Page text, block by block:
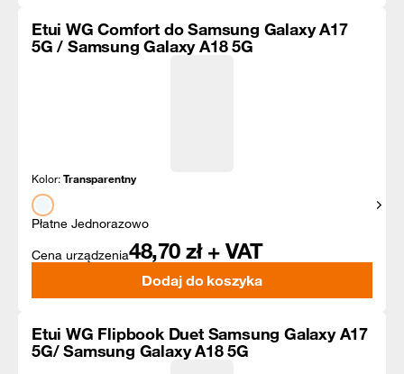
Etui WG Comfort do Samsung Galaxy A17
5G / Samsung Galaxy A18 5G
Kolor:Transparentny
Płatne Jednorazowo
Cena urządzenia48,70 zł + VAT
Dodaj do koszyka
Etui WG Flipbook Duet Samsung Galaxy A17
5G/ Samsung Galaxy A18 5G